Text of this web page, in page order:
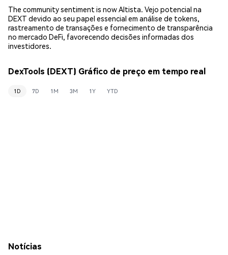
The community sentiment is now Altista. Vejo potencial na
DEXT devido ao seu papel essencial em análise de tokens,
rastreamento de transações e fornecimento de transparência
no mercado DeFi, favorecendo decisões informadas dos
investidores.
DexTools (DEXT) Gráfico de preço em tempo real
1D 7D 1M 3M 1Y YTD
Notícias